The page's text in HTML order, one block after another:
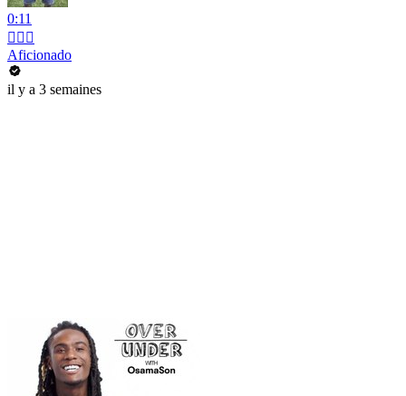
0:11
💇🏻‍♂️
Aficionado
il y a 3 semaines